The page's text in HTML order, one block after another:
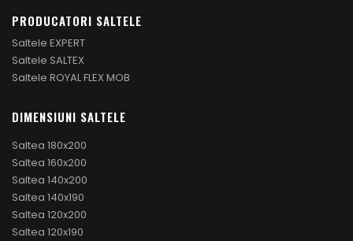
PRODUCATORI SALTELE
Saltele EXPERT
Saltele SALTEX
Saltele ROYAL FLEX MOB
DIMENSIUNI SALTELE
Saltea 180x200
Saltea 160x200
Saltea 140x200
Saltea 140x190
Saltea 120x200
Saltea 120x190